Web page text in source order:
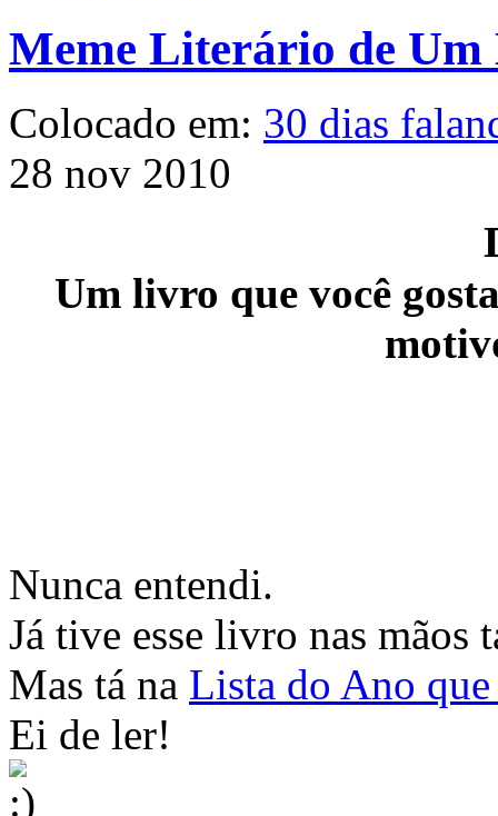
Meme Literário de Um
Colocado em: 30 dias
28 nov 2010
Um livro que você
Nunca entendi.
Já tive esse livro nas mãos
Mas tá na Lista do Ano
Ei de ler!